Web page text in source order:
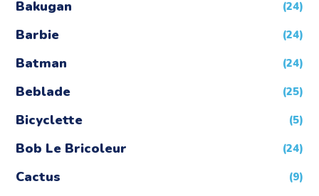
Bakugan (24)
Barbie (24)
Batman (24)
Beblade (25)
Bicyclette (5)
Bob Le Bricoleur (24)
Cactus (9)